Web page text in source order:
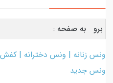
برو به صفحه :
ونس زنانه | ونس دخترانه |
ونس جدید